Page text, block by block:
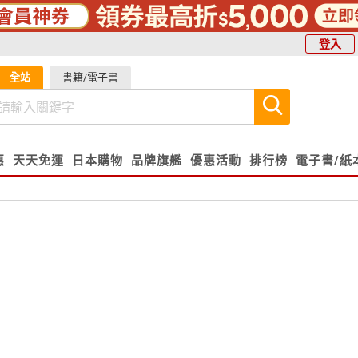
登入
全站 書籍/電子書
天天免運 日本購物 品牌旗艦 優惠活動 排行榜 電子書/紙